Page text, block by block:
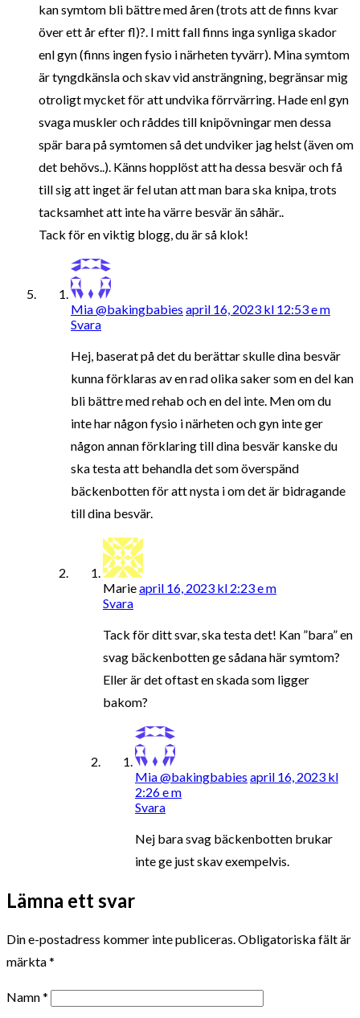
kan symtom bli bättre med åren (trots att de finns kvar
över ett år efter fl)?. I mitt fall finns inga synliga skador
enl gyn (finns ingen fysio i närheten tyvärr). Mina symtom
är tyngdkänsla och skav vid ansträngning, begränsar mig
otroligt mycket för att undvika förrvärring. Hade enl gyn
svaga muskler och råddes till knipövningar men dessa
spär bara på symtomen så det undviker jag helst (även om
det behövs..). Känns hopplöst att ha dessa besvär och få
till sig att inget är fel utan att man bara ska knipa, trots
tacksamhet att inte ha värre besvär än såhär..
Tack för en viktig blogg, du är så klok!
Mia @bakingbabies april 16, 2023 kl 12:53 e m
Svara
Hej, baserat på det du berättar skulle dina besvär
kunna förklaras av en rad olika saker som en del kan
bli bättre med rehab och en del inte. Men om du
inte har någon fysio i närheten och gyn inte ger
någon annan förklaring till dina besvär kanske du
ska testa att behandla det som överspänd
bäckenbotten för att nysta i om det är bidragande
till dina besvär.
Marieapril 16, 2023 kl 2:23 e m
Svara
Tack för ditt svar, ska testa det! Kan ”bara” en
svag bäckenbotten ge sådana här symtom?
Eller är det oftast en skada som ligger
bakom?
Mia @bakingbabies april 16, 2023 kl
2:26 e m
Svara
Nej bara svag bäckenbotten brukar
inte ge just skav exempelvis.
Lämna ett svar
Din e-postadress kommer inte publiceras. Obligatoriska fält är
märkta*
Namn*